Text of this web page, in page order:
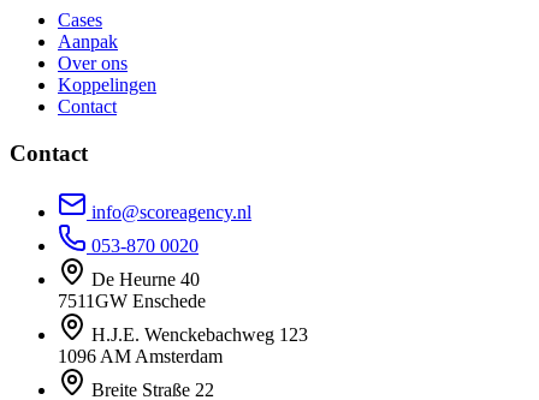
Cases
Aanpak
Over ons
Koppelingen
Contact
Contact
info@scoreagency.nl
053-870 0020
De Heurne 40
7511GW Enschede
H.J.E. Wenckebachweg 123
1096 AM Amsterdam
Breite Straße 22